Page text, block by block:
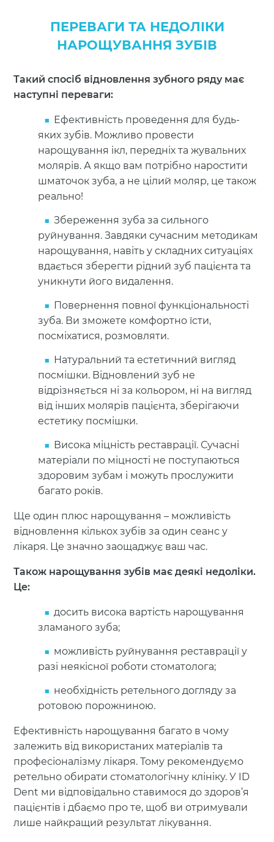
ПЕРЕВАГИ ТА НЕДОЛІКИ
НАРОЩУВАННЯ ЗУБІВ
Такий спосіб відновлення зубного ряду має
наступні переваги:
Ефективність проведення для будь-
яких зубів. Можливо провести
нарощування ікл, передніх та жувальних
молярів. А якщо вам потрібно наростити
шматочок зуба, а не цілий моляр, це також
реально!
Збереження зуба за сильного
руйнування. Завдяки сучасним методикам
нарощування, навіть у складних ситуаціях
вдається зберегти рідний зуб пацієнта та
уникнути його видалення.
Повернення повної функціональності
зуба. Ви зможете комфортно їсти,
посміхатися, розмовляти.
Натуральний та естетичний вигляд
посмішки. Відновлений зуб не
відрізняється ні за кольором, ні на вигляд
від інших молярів пацієнта, зберігаючи
естетику посмішки.
Висока міцність реставрації. Сучасні
матеріали по міцності не поступаються
здоровим зубам і можуть прослужити
багато років.
Ще один плюс нарощування – можливість
відновлення кількох зубів за один сеанс у
лікаря. Це значно заощаджує ваш час.
Також нарощування зубів має деякі недоліки.
Це:
досить висока вартість нарощування
зламаного зуба;
можливість руйнування реставрації у
разі неякісної роботи стоматолога;
необхідність ретельного догляду за
ротовою порожниною.
Ефективність нарощування багато в чому
залежить від використаних матеріалів та
професіоналізму лікаря. Тому рекомендуємо
ретельно обирати стоматологічну клініку. У ID
Dent ми відповідально ставимося до здоров’я
пацієнтів і дбаємо про те, щоб ви отримували
лише найкращий результат лікування.